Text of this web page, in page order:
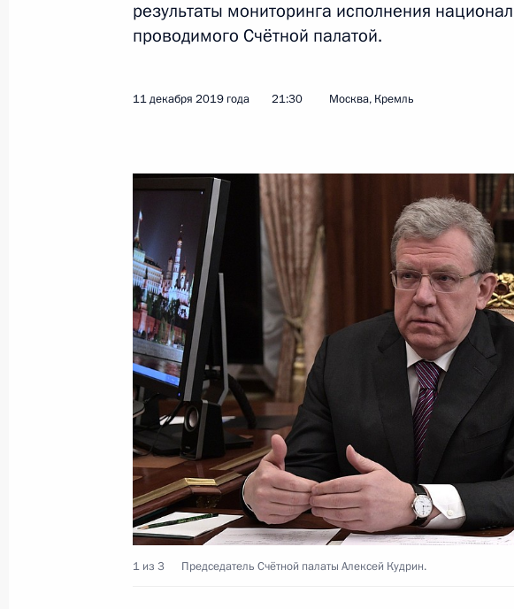
безопасности
19 декабря 2019 года, 18:45 Москва, Кремль
Большая пресс-конференция Владимира Путина
19 декабря 2019 года, 16:20 Москва
16 декабря 2019 года, понедельник
Заседание Комиссии по вопросам военно-
сотрудничества с иностранными государствами
16 декабря 2019 года, 13:45 Москва, Кремль
результаты мониторинга исполнения
проводимого Счётной палатой.
11 декабря 2019 года 21:30 Москва, Кремль
1 из 3 Председатель Счётной палаты Алексей Кудрин.